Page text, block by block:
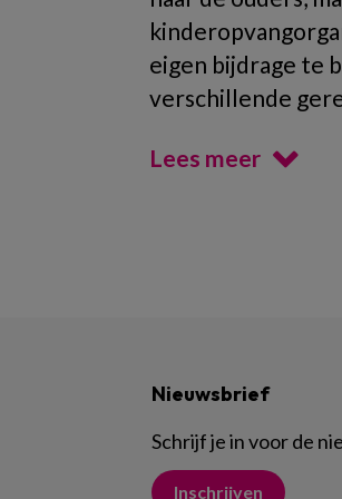
eigen bijdrage te
verschillende
Lees meer
Nieuwsbrief
Schrijf je in voor de
Inschrijven